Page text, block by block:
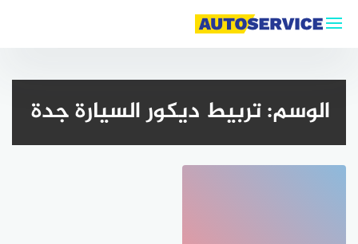
الوسم:تربيط ديكور السيارة جدة